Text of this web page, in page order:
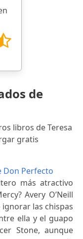
de
libros de Teresa
gratis
Don Perfecto
más atractivo
Avery O’Neill
las chispas
ella y el guapo
Stone, aunque